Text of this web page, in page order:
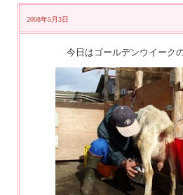
2008年5月3日
今日はゴールデンウイーク